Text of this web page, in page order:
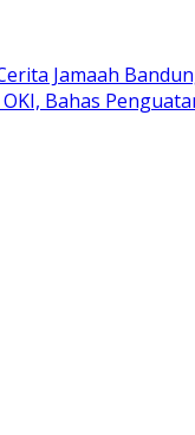
Jamaah
Bahas